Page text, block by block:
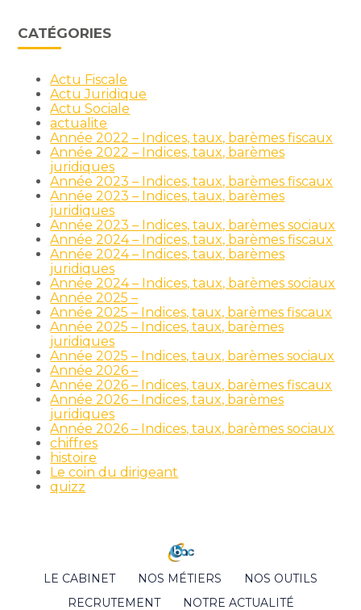
CATÉGORIES
Actu Fiscale
Actu Juridique
Actu Sociale
actualite
Année 2022 – Indices, taux, barèmes fiscaux
Année 2022 – Indices, taux, barèmes
juridiques
Année 2023 – Indices, taux, barèmes fiscaux
Année 2023 – Indices, taux, barèmes
juridiques
Année 2023 – Indices, taux, barèmes sociaux
Année 2024 – Indices, taux, barèmes fiscaux
Année 2024 – Indices, taux, barèmes
juridiques
Année 2024 – Indices, taux, barèmes sociaux
Année 2025 –
Année 2025 – Indices, taux, barèmes fiscaux
Année 2025 – Indices, taux, barèmes
juridiques
Année 2025 – Indices, taux, barèmes sociaux
Année 2026 –
Année 2026 – Indices, taux, barèmes fiscaux
Année 2026 – Indices, taux, barèmes
juridiques
Année 2026 – Indices, taux, barèmes sociaux
chiffres
histoire
Le coin du dirigeant
quizz
Footer
LE CABINET NOS MÉTIERS
NOS OUTILS
RECRUTEMENT
NOTRE ACTUALITÉ